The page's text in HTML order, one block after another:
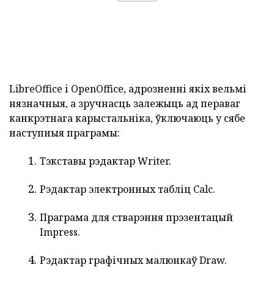
LibreOffice і OpenOffice, адрозненні якіх вельмі
нязначныя, а зручнасць залежыць ад пераваг
канкрэтнага карыстальніка, ўключаюць у сябе
наступныя праграмы:
Тэкставы рэдактар Writer.
Рэдактар электронных табліц Calc.
Праграма для стварэння прэзентацый
Impress.
Рэдактар графічных малюнкаў Draw.